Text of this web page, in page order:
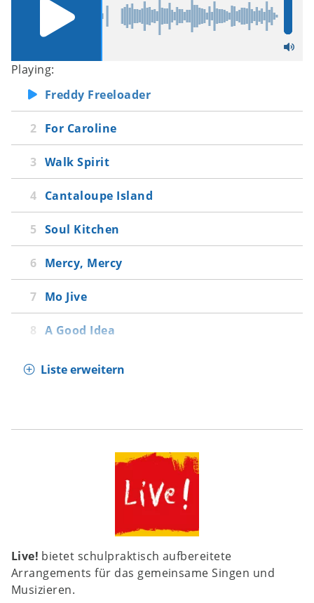
Mercy, Mercy, Mercy
Moʼ Jive
Playing:
Freddy Freeloader
For Caroline
Walk Spirit
Cantaloupe Island
Soul Kitchen
Mercy, Mercy
Mo Jive
A Good Idea
Liste erweitern
Live! bietet schulpraktisch aufbereitete
Arrangements für das gemeinsame Singen und
Musizieren.